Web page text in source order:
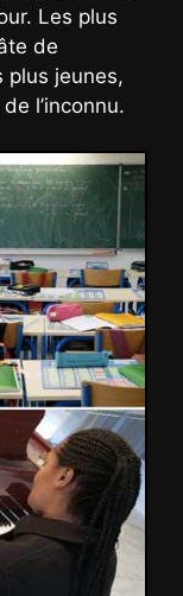
Les plus
de
plus jeunes,
l’inconnu.